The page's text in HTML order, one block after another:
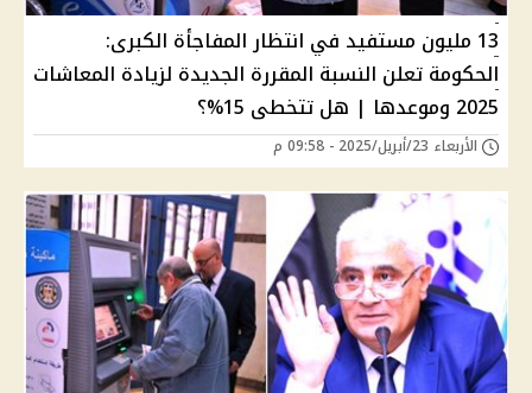
13 مليون مستفيد في انتظار المفاجأة الكبرى:
الحكومة تعلن النسبة المقررة الجديدة لزيادة المعاشات
2025 وموعدها | هل تتخطى 15%؟
الأربعاء 23/أبريل/2025 - 09:58 م